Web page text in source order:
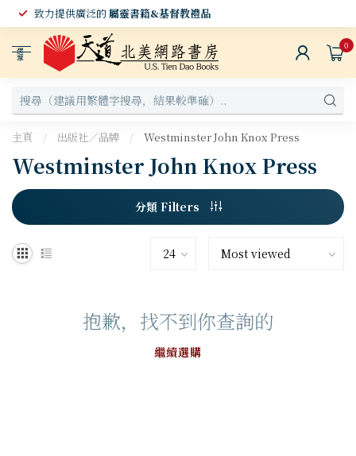
致力提供廣泛的屬靈書籍&基督教禮品
選
單
0
主頁 / 出版社／品牌 / Westminster John Knox Press
Westminster John Knox Press
分類 Filters
抱歉，找不到你查詢的
繼續選購